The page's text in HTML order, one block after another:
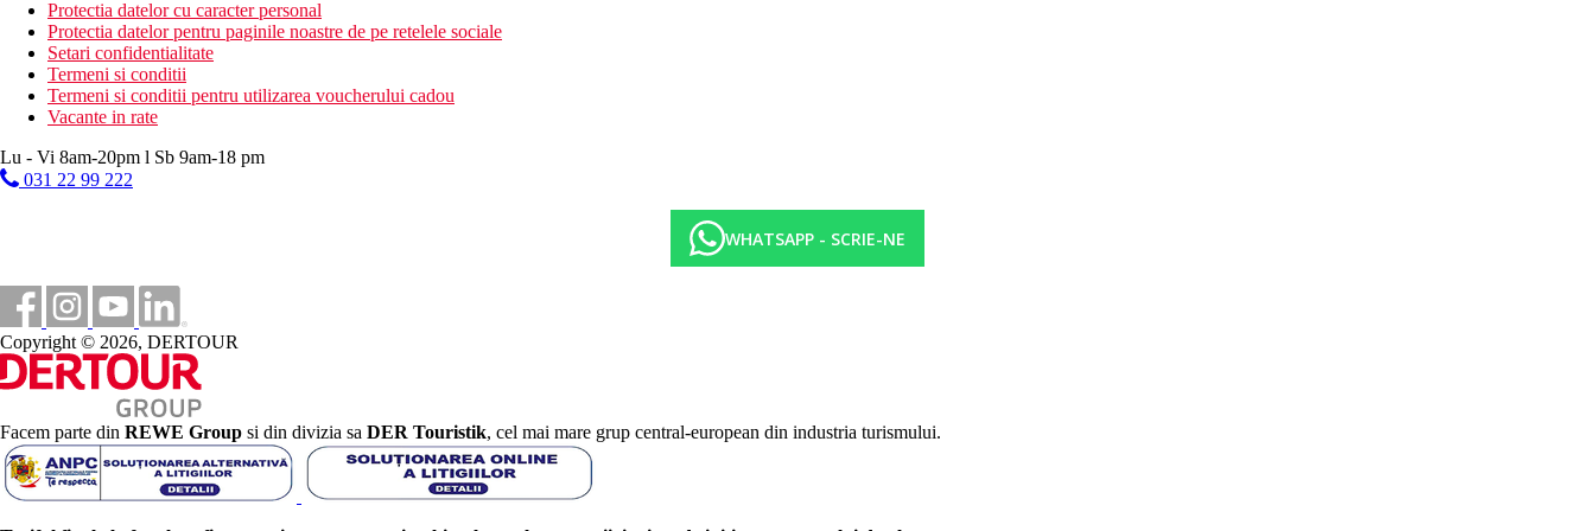
parc tematic de aventura
mini club
Descrierea plajei
nisipos
sezlonguri, saltele si umbrele gratuite
pavilioane contra cost
zumba
aerobic pe pas
2 terenuri de tenis (iluminat contra cost)
pista de alergare (1570 m)
volei pe plaja
baschet
badminton
bocce
sah
TIR cu arcul
zid de catarare
Protectia datelor cu caracter personal
Protectia datelor pentru paginile noastre de pe retelele sociale
Setari confidentialitate
Termeni si conditii
Termeni si conditii pentru utilizarea voucherului cadou
Vacante in rate
Lu - Vi 8am-20pm l Sb 9am-18 pm
031 22 99 222
WHATSAPP - SCRIE-NE
Copyright © 2026, DERTOUR
Facem parte din REWE Group si din divizia sa DER Touristik, cel mai mare grup central-european din industria turismului.